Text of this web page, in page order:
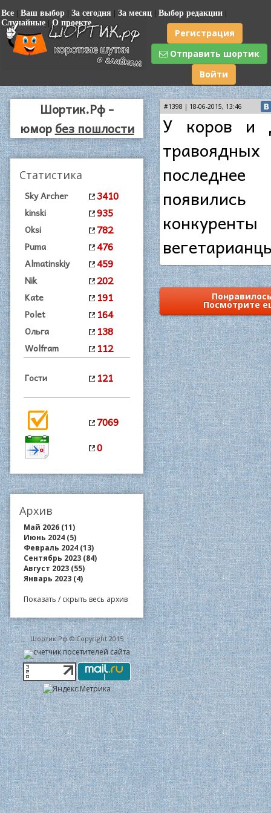
Все | Ваш выбор | За сегодня | За месяц | Выбор редакции |
Случайные | О проекте
Регистрация
Отправить шортик
Войти
Шортик.Рф -
юморбез пошлости
Статистика
Sky Archer 3410
kinski 935
Oksi 782
Puma 476
Almatinskiy 459
Nik 202
Kate 191
Polet 164
Ольга 138
Wolfram 112
Гости 121
7069
0
Архив
Май 2026 (11)
Июнь 2024 (5)
Февраль 2024 (13)
Сентябрь 2023 (84)
Август 2023 (55)
Январь 2023 (4)
Показать / скрыть весь архив
Шортик.Рф © Copyright 2015
#1398 | 18-06-2015, 13:46
У коров и
последнее
появились
Посмотрите